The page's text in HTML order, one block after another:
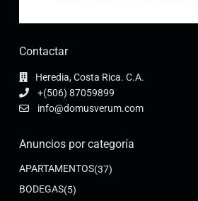
Contactar
Heredia, Costa Rica. C.A.
+(506) 87059899
info@domusverum.com
Anuncios por categoría
APARTAMENTOS(37)
BODEGAS(5)